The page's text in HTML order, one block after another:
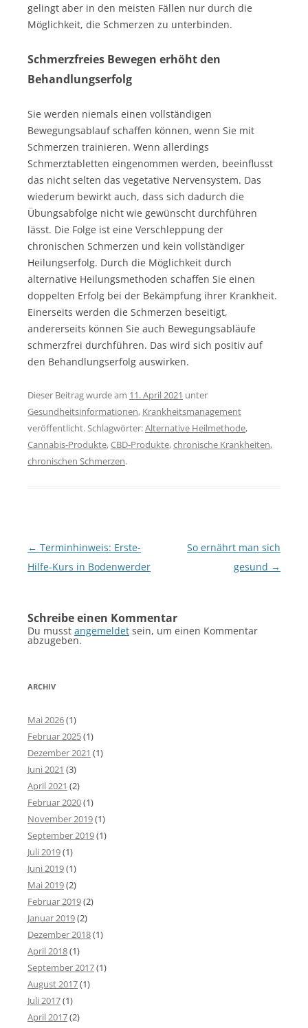
gelingt aber in den meisten Fällen nur durch die
Möglichkeit, die Schmerzen zu unterbinden.
Schmerzfreies Bewegen erhöht den
Behandlungserfolg
Sie werden niemals einen vollständigen
Bewegungsablauf schaffen können, wenn Sie mit
Schmerzen trainieren. Wenn allerdings
Schmerztabletten eingenommen werden, beeinflusst
das nicht selten das vegetative Nervensystem. Das
wiederum bewirkt auch, dass sich dadurch die
Übungsabfolge nicht wie gewünscht durchführen
lässt. Die Folge ist eine Verschleppung der
chronischen Schmerzen und kein vollständiger
Heilungserfolg. Durch die Möglichkeit durch
alternative Heilungsmethoden schaffen Sie einen
doppelten Erfolg bei der Bekämpfung ihrer Krankheit.
Einerseits werden die Schmerzen beseitigt,
andererseits können Sie auch Bewegungsabläufe
schmerzfrei durchführen. Das wird sich positiv auf
den Behandlungserfolg auswirken.
Dieser Beitrag wurde am 11. April 2021 unter
Gesundheitsinformationen, Krankheitsmanagement
veröffentlicht. Schlagwörter:Alternative Heilmethode,
Cannabis-Produkte,CBD-Produkte,chronische Krankheiten,
chronischen Schmerzen.
Beitragsnavigation
← Terminhinweis: Erste-
Hilfe-Kurs in Bodenwerder
So ernährt man sich
gesund →
Schreibe einen Kommentar
Du musst angemeldet sein, um einen Kommentar
abzugeben.
ARCHIV
Mai 2026(1)
Februar 2025(1)
Dezember 2021 (1)
Juni 2021 (3)
April 2021 (2)
Februar 2020(1)
November 2019(1)
September 2019(1)
Juli 2019(1)
Juni 2019(1)
Mai 2019(2)
Februar 2019(2)
Januar 2019(2)
Dezember 2018(1)
April 2018(1)
September 2017(1)
August 2017(1)
Juli 2017(1)
April 2017(2)